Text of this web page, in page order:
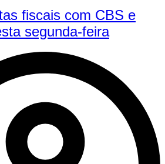
fiscais com CBS e
segunda-feira